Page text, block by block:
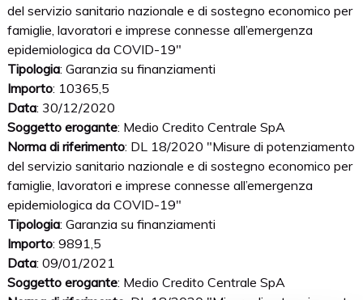
del servizio sanitario nazionale e di sostegno economico per
famiglie, lavoratori e imprese connesse all’emergenza
epidemiologica da COVID-19"
Tipologia: Garanzia su finanziamenti
Importo: 10365,5
Data: 30/12/2020
Soggetto erogante: Medio Credito Centrale SpA
Norma di riferimento: DL 18/2020 "Misure di potenziamento
del servizio sanitario nazionale e di sostegno economico per
famiglie, lavoratori e imprese connesse all’emergenza
epidemiologica da COVID-19"
Tipologia: Garanzia su finanziamenti
Importo: 9891,5
Data: 09/01/2021
Soggetto erogante: Medio Credito Centrale SpA